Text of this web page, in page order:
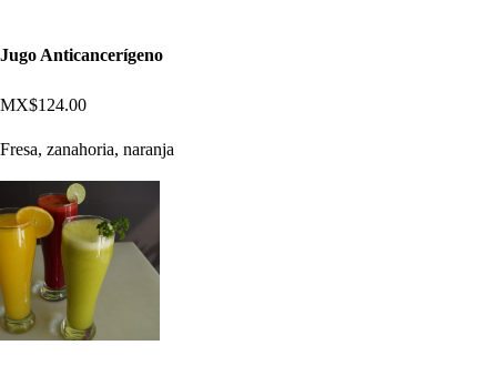
Jugo Anticancerígeno
MX$124.00
Fresa, zanahoria, naranja